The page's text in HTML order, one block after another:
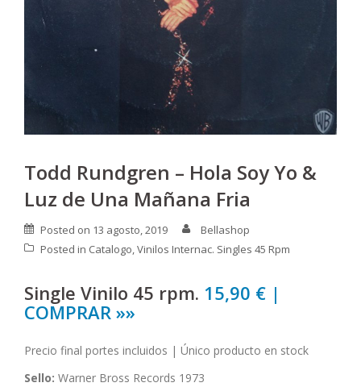
Todd Rundgren – Hola Soy Yo &
Luz de Una Mañana Fria
Posted on 13 agosto, 2019
Bellashop
Posted in Catalogo,Vinilos Internac. Singles 45 Rpm
Single Vinilo 45 rpm. 15,90 € |
COMPRAR »»
Precio final portes incluidos | Único producto en stock
Sello: Warner Bross Records 1973